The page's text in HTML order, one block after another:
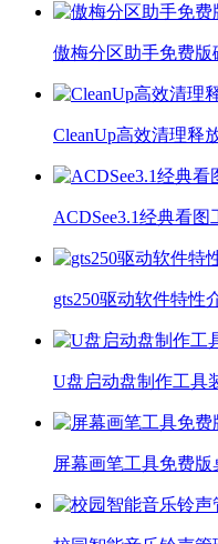
傲梅分区助手免费版
CleanUp高效清理释
ACDSee3.1经典看
gts250驱动软件特性
U盘启动盘制作工具
屏幕画笔工具免费版